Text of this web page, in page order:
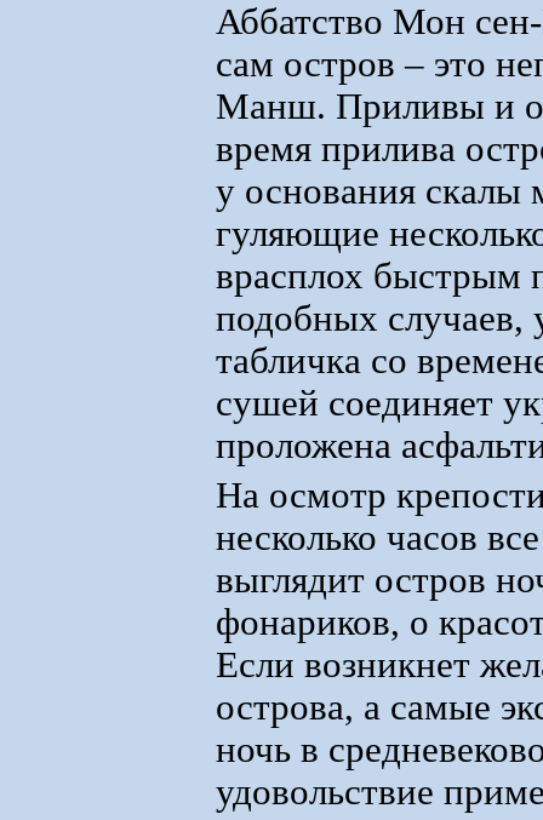
Аббатство Мон
сам остров – это
Манш. Приливы и
время прилива
у основания скалы
гуляющие
врасплох быстрым
подобных случаев,
табличка со
сушей соединяет
проложена
На осмотр
несколько часов
выглядит остров
фонариков, о
Если возникнет
острова, а самые
ночь в
удовольствие